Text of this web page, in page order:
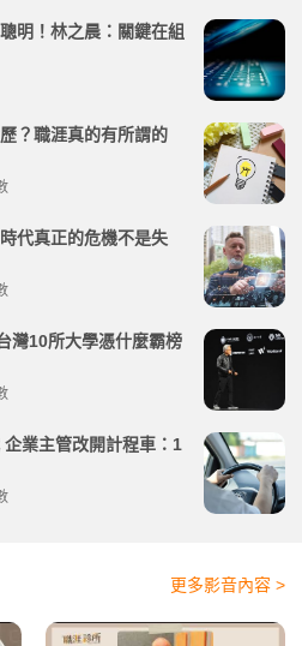
明！林之晨：關鍵在組
？職涯真的有所謂的
代真正的危機不是失
灣10所大學憑什麼霸榜
業主管改開計程車：1
更多影音內容 >